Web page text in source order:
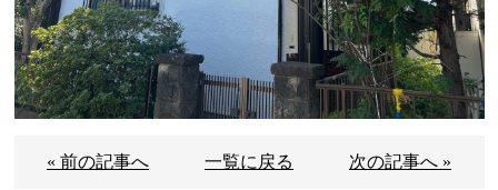
« 前の記事へ 一覧に戻る 次の記事へ »